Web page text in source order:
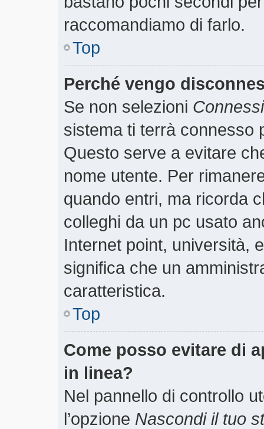
raccomandiamo di farlo.
Top
Perché vengo
Se non selezioni
sistema ti terrà connesso
Questo serve a evitare
nome utente. Per
quando entri, ma ricorda
colleghi da un pc usato
Internet point, università,
significa che un
caratteristica.
Top
Come posso evitare di
in linea?
Nel pannello di controllo
l’opzione Nascondi il tuo